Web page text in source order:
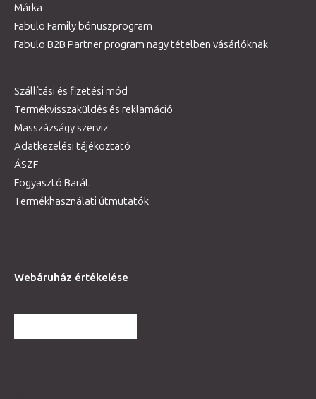
Márka
Fabulo Family bónuszprogram
Fabulo B2B Partner program nagy tételben vásárlóknak
Szállítási és fizetési mód
Termékvisszaküldés és reklamáció
Masszázságy szerviz
Adatkezelési tájékoztató
ÁSZF
Fogyasztó Barát
Termékhasználati útmutatók
Webáruház értékelése